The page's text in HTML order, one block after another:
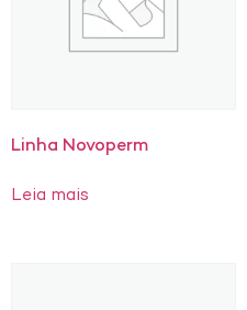
Linha Novoperm
Leia mais